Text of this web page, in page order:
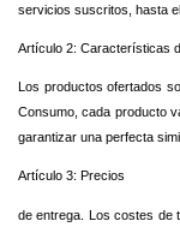
servicios suscritos, hasta
Artículo 2: Características
Los productos ofertados
Consumo, cada producto
garantizar una perfecta
Artículo 3: Precios
de entrega. Los costes de